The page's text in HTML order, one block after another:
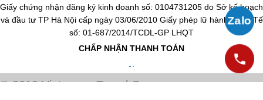
Giấy chứng nhận đăng ký kinh doanh số: 0104731205 do Sở kế hoạch
và đầu tư TP Hà Nội cấp ngày 03/06/2010 Giấy phép lữ hành Quốc Tế
số: 01-687/2014/TCDL-GP LHQT
CHẤP NHẬN THANH TOÁN
© 2010 Vietsense Travel Group